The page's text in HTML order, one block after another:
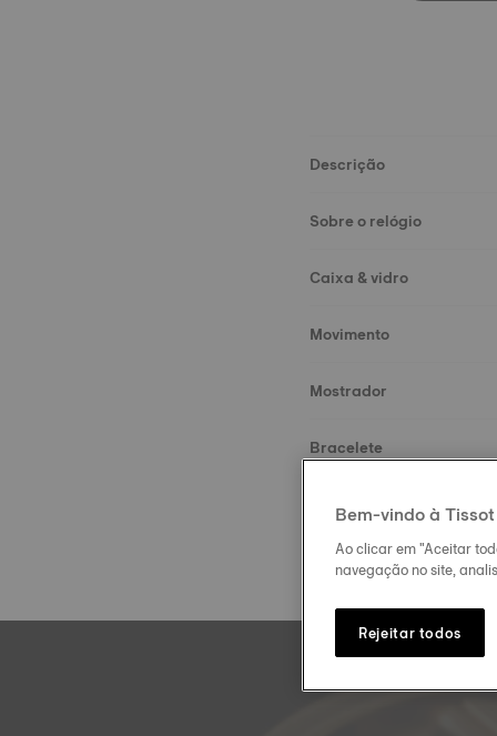
Descrição
Sobre o relógio
Caixa & vidro
Movimento
Mostrador
Bracelete
Bem-vindo à Tissot
Ao clicar em "Aceitar
navegação no site,
Rejeitar todos